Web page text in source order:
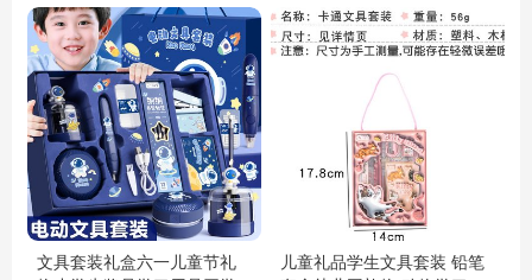
文具套装礼盒六一儿童节礼
儿童礼品学生文具套装 铅笔